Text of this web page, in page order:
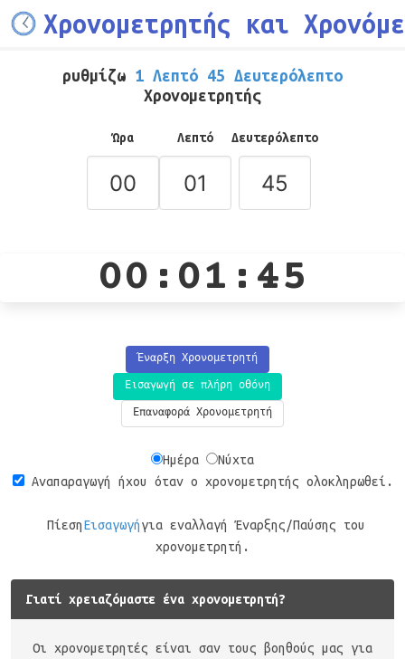
Χρονομετρητής και
ρυθμίζω 1 Λεπτό 45 Δευτερόλεπτο
Χρονομετρητής
Ώρα Λεπτό Δευτερόλεπτο
00:01:45
Έναρξη Χρονομετρητή
Εισαγωγή σε πλήρη οθόνη
Επαναφορά Χρονομετρητή
Ημέρα
Νύχτα
Αναπαραγωγή ήχου όταν ο χρονομετρητής ολοκληρωθεί.
ΠίεσηΕισαγωγήγια εναλλαγή Έναρξης/Παύσης του
χρονομετρητή.
Γιατί χρειαζόμαστε ένα χρονομετρητή?
Οι χρονομετρητές είναι σαν τους βοηθούς μας για